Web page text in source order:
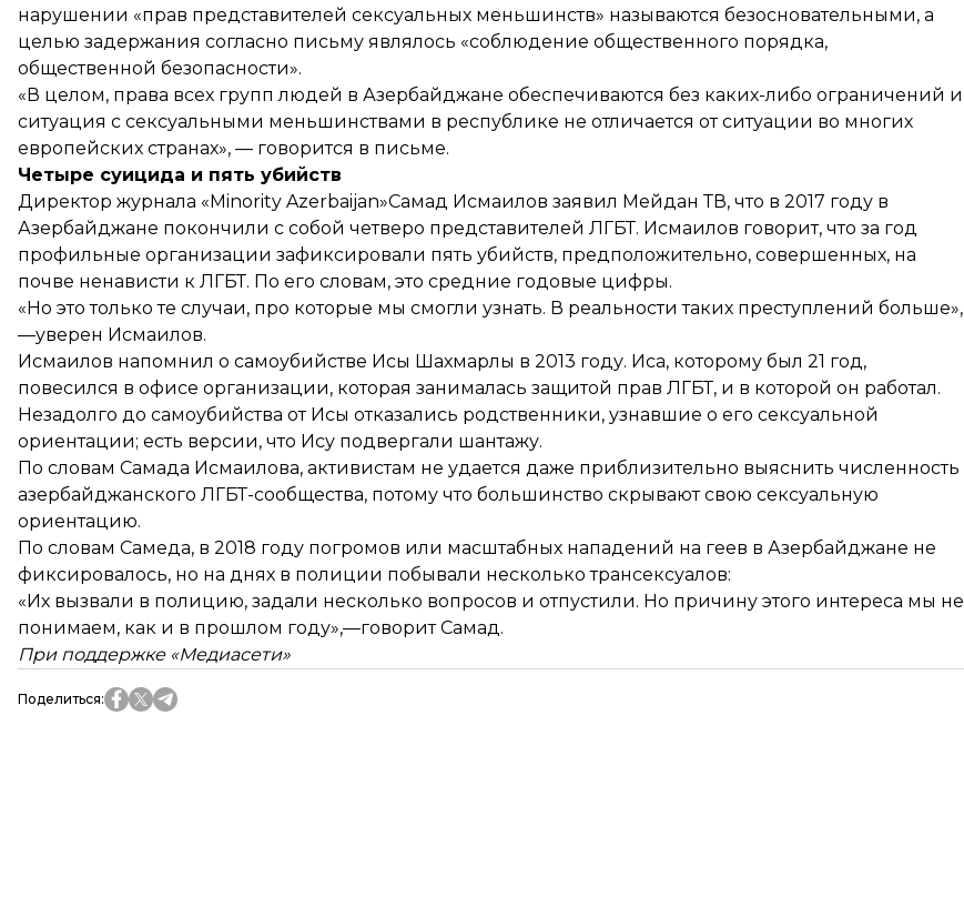
нарушении «прав представителей сексуальных меньшинств» называются безосновательными, а
целью задержания согласно письму являлось «соблюдение общественного порядка,
общественной безопасности».
«В целом, права всех групп людей в Азербайджане обеспечиваются без каких-либо ограничений и
ситуация с сексуальными меньшинствами в республике не отличается от ситуации во многих
европейских странах», — говорится в письме.
Четыре суицида и пять убийств
Директор журнала «Minority Azerbaijan»Самад Исмаилов заявил Мейдан ТВ, что в 2017 году в
Азербайджане покончили с собой четверо представителей ЛГБТ. Исмаилов говорит, что за год
профильные организации зафиксировали пять убийств, предположительно, совершенных, на
почве ненависти к ЛГБТ. По его словам, это средние годовые цифры.
«Но это только те случаи, про которые мы смогли узнать. В реальности таких преступлений больше»,
—уверен Исмаилов.
Исмаилов напомнил о самоубийстве Исы Шахмарлы в 2013 году. Иса, которому был 21 год,
повесился в офисе организации, которая занималась защитой прав ЛГБТ, и в которой он работал.
Незадолго до самоубийства от Исы отказались родственники, узнавшие о его сексуальной
ориентации; есть версии, что Ису подвергали шантажу.
По словам Самада Исмаилова, активистам не удается даже приблизительно выяснить численность
азербайджанского ЛГБТ-сообщества, потому что большинство скрывают свою сексуальную
ориентацию.
По словам Самеда, в 2018 году погромов или масштабных нападений на геев в Азербайджане не
фиксировалось, но на днях в полиции побывали несколько трансексуалов:
«Их вызвали в полицию, задали несколько вопросов и отпустили. Но причину этого интереса мы не
понимаем, как и в прошлом году»,—говорит Самад.
При поддержке «Медиасети»
Поделиться: